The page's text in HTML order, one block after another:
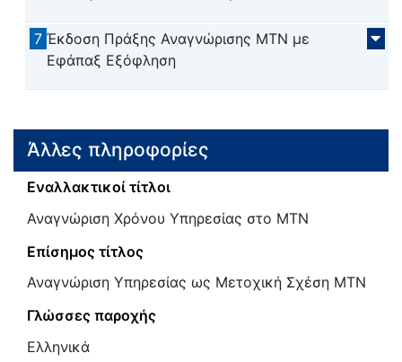
7 Έκδοση Πράξης Αναγνώρισης ΜΤΝ με
Εφάπαξ Εξόφληση
Άλλες πληροφορίες
Εναλλακτικοί τίτλοι
Αναγνώριση Χρόνου Υπηρεσίας στο ΜΤΝ
Επίσημος τίτλος
Αναγνώριση Υπηρεσίας ως Μετοχική Σχέση ΜΤΝ
Γλώσσες παροχής
Ελληνικά